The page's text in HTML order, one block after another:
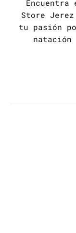
Encuentra
Store
tu pasión